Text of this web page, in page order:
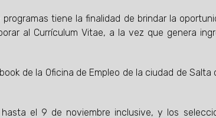
tiene la finalidad de brindar la
al Currículum Vitae, a la vez que genera
de la Oficina de Empleo de la ciudad de Salta
el 9 de noviembre inclusive, y los